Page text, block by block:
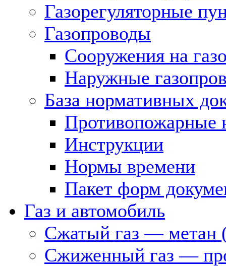
Газорегуляторные
Газопроводы
Сооружения на
Наружные
База нормативных
Противопожарные
Инструкции
Нормы времени
Пакет форм
Газ и автомобиль
Сжатый газ — метан
Сжиженный газ —